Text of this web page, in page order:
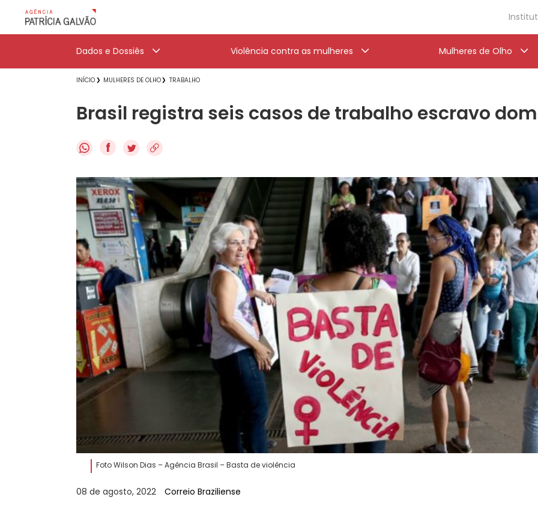
Dados e Dossiês Violência contra as mulheres Mulheres de Olho
INÍCIO MULHERES DE OLHO TRABALHO
Brasil registra seis casos de trabalho escravo
f
Foto Wilson Dias – Agência Brasil – Basta de violência
08 de agosto, 2022 Correio Braziliense